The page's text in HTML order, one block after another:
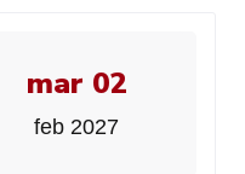
mar 02
feb 2027